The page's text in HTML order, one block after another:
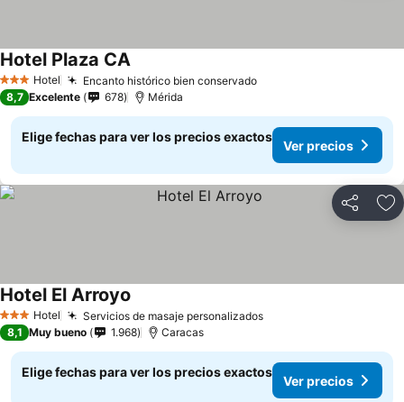
3 Estrellas
Hotel Encanto histórico bien conservado
Hotel Plaza CA
8,7 Excelente 678 Mérida
Elige fechas para ver los precios exactos
Ver precios
Compartir
3 Estrellas
Hotel Servicios de masaje personalizados
Hotel El Arroyo
8,1 Muy bueno 1.968 Caracas
Elige fechas para ver los precios exactos
Ver precios